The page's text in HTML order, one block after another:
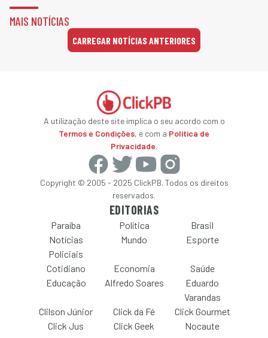
MAIS NOTÍCIAS
CARREGAR NOTÍCIAS ANTERIORES
A utilização deste site implica o seu acordo com o
Termos e Condições, e com a Política de
Privacidade.
Copyright © 2005 - 2025 ClickPB. Todos os direitos
reservados.
EDITORIAS
Paraíba Política
Brasil
Notícias
Policiais
Mundo Esporte
Cotidiano Economia
Saúde
Educação
Alfredo Soares
Eduardo
Varandas
Clilson Júnior
Click da Fé
Click Gourmet
Click Jus
Click Geek Nocaute